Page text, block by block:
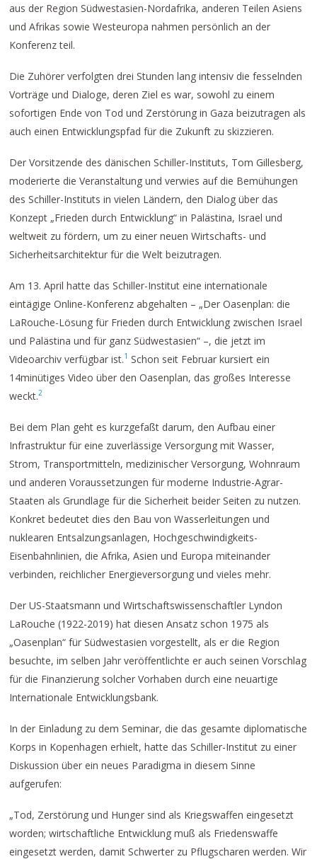
aus der Region Südwestasien-Nordafrika, anderen Teilen Asiens
und Afrikas sowie Westeuropa nahmen persönlich an der
Konferenz teil.
Die Zuhörer verfolgten drei Stunden lang intensiv die fesselnden
Vorträge und Dialoge, deren Ziel es war, sowohl zu einem
sofortigen Ende von Tod und Zerstörung in Gaza beizutragen als
auch einen Entwicklungspfad für die Zukunft zu skizzieren.
Der Vorsitzende des dänischen Schiller-Instituts, Tom Gillesberg,
moderierte die Veranstaltung und verwies auf die Bemühungen
des Schiller-Instituts in vielen Ländern, den Dialog über das
Konzept „Frieden durch Entwicklung“ in Palästina, Israel und
weltweit zu fördern, um zu einer neuen Wirtschafts- und
Sicherheitsarchitektur für die Welt beizutragen.
Am 13. April hatte das Schiller-Institut eine internationale
eintägige Online-Konferenz abgehalten – „Der Oasenplan: die
LaRouche-Lösung für Frieden durch Entwicklung zwischen Israel
und Palästina und für ganz Südwestasien“ –, die jetzt im
Videoarchiv verfügbar ist.1 Schon seit Februar kursiert ein
14minütiges Video über den Oasenplan, das großes Interesse
weckt.2
Bei dem Plan geht es kurzgefaßt darum, den Aufbau einer
Infrastruktur für eine zuverlässige Versorgung mit Wasser,
Strom, Transportmitteln, medizinischer Versorgung, Wohnraum
und anderen Voraussetzungen für moderne Industrie-Agrar-
Staaten als Grundlage für die Sicherheit beider Seiten zu nutzen.
Konkret bedeutet dies den Bau von Wasserleitungen und
nuklearen Entsalzungsanlagen, Hochgeschwindigkeits-
Eisenbahnlinien, die Afrika, Asien und Europa miteinander
verbinden, reichlicher Energieversorgung und vieles mehr.
Der US-Staatsmann und Wirtschaftswissenschaftler Lyndon
LaRouche (1922-2019) hat diesen Ansatz schon 1975 als
„Oasenplan“ für Südwestasien vorgestellt, als er die Region
besuchte, im selben Jahr veröffentlichte er auch seinen Vorschlag
für die Finanzierung solcher Vorhaben durch eine neuartige
Internationale Entwicklungsbank.
In der Einladung zu dem Seminar, die das gesamte diplomatische
Korps in Kopenhagen erhielt, hatte das Schiller-Institut zu einer
Diskussion über ein neues Paradigma in diesem Sinne
aufgerufen:
„Tod, Zerstörung und Hunger sind als Kriegswaffen eingesetzt
worden; wirtschaftliche Entwicklung muß als Friedenswaffe
eingesetzt werden, damit Schwerter zu Pflugscharen werden. Wir